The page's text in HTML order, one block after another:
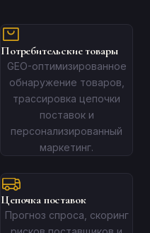
Потребительские товары
GEO-оптимизированное
обнаружение товаров,
трассировка цепочки
поставок и
персонализированный
маркетинг.
Цепочка поставок
Прогноз спроса, скоринг